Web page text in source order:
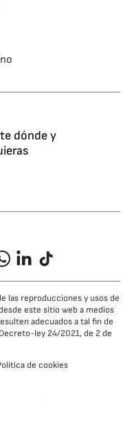
dónde y
LinkedIn
TikTok
las reproducciones y usos de
este sitio web a medios
adecuados a tal fin de
ley 24/2021, de 2 de
de cookies